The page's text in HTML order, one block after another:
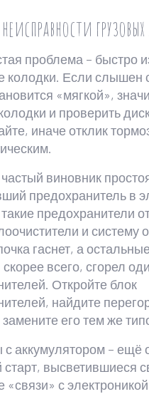
проблема – быстро
колодки. Если слышен
«мягкой»,
и проверить
иначе отклик
виновник
предохранитель в
предохранители
и систему
гаснет, а
всего, сгорел
Откройте блок
найдите
его тем же
аккумулятором – ещё
высветившиеся
«связи» с